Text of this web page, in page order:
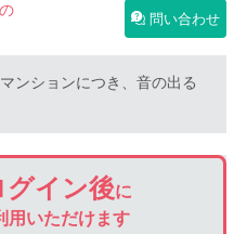
問い合わせ
ンションにつき、⾳の出る
グイン後に
用いただけます